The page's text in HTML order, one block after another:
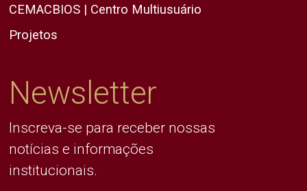
CEMACBIOS | Centro Multiusuário
Projetos
Newsletter
Inscreva-se para receber nossas
notícias e informações
institucionais.